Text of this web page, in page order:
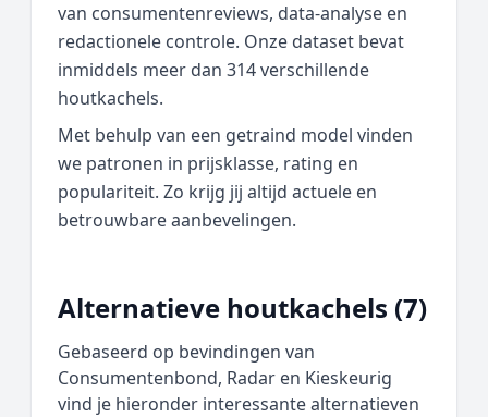
van consumentenreviews, data‑analyse en
redactionele controle. Onze dataset bevat
inmiddels meer dan 314 verschillende
houtkachels.
Met behulp van een getraind model vinden
we patronen in prijsklasse, rating en
populariteit. Zo krijg jij altijd actuele en
betrouwbare aanbevelingen.
Alternatieve houtkachels (7)
Gebaseerd op bevindingen van
Consumentenbond, Radar en Kieskeurig
vind je hieronder interessante alternatieven